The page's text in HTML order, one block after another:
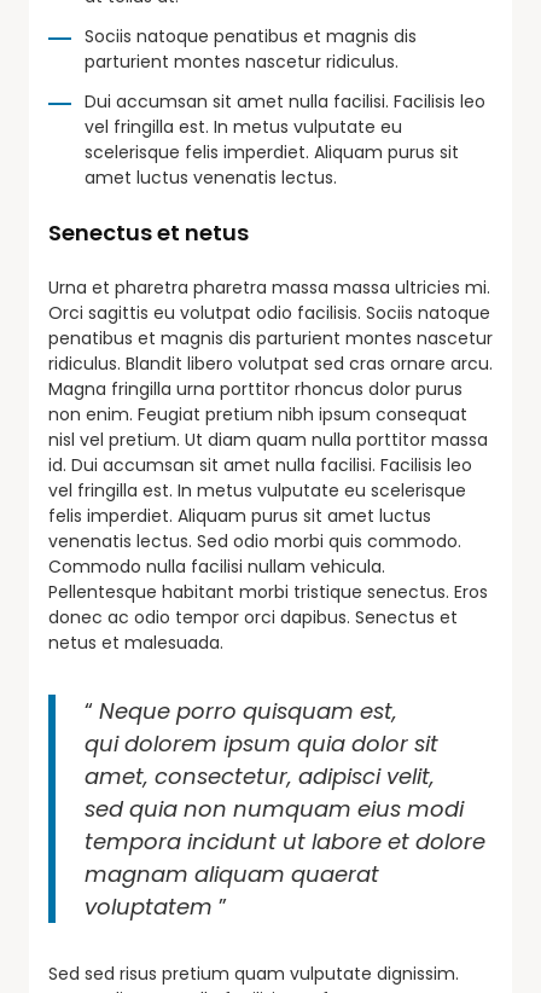
Sociis natoque penatibus et magnis dis
parturient montes nascetur ridiculus.
Dui accumsan sit amet nulla facilisi. Facilisis leo
vel fringilla est. In metus vulputate eu
scelerisque felis imperdiet. Aliquam purus sit
amet luctus venenatis lectus.
Senectus et netus
Urna et pharetra pharetra massa massa ultricies mi.
Orci sagittis eu volutpat odio facilisis. Sociis natoque
penatibus et magnis dis parturient montes nascetur
ridiculus. Blandit libero volutpat sed cras ornare arcu.
Magna fringilla urna porttitor rhoncus dolor purus
non enim. Feugiat pretium nibh ipsum consequat
nisl vel pretium. Ut diam quam nulla porttitor massa
id. Dui accumsan sit amet nulla facilisi. Facilisis leo
vel fringilla est. In metus vulputate eu scelerisque
felis imperdiet. Aliquam purus sit amet luctus
venenatis lectus. Sed odio morbi quis commodo.
Commodo nulla facilisi nullam vehicula.
Pellentesque habitant morbi tristique senectus. Eros
donec ac odio tempor orci dapibus. Senectus et
netus et malesuada.
“ Neque porro quisquam est,
qui dolorem ipsum quia dolor sit
amet, consectetur, adipisci velit,
sed quia non numquam eius modi
tempora incidunt ut labore et dolore
magnam aliquam quaerat
voluptatem ”
Sed sed risus pretium quam vulputate dignissim.